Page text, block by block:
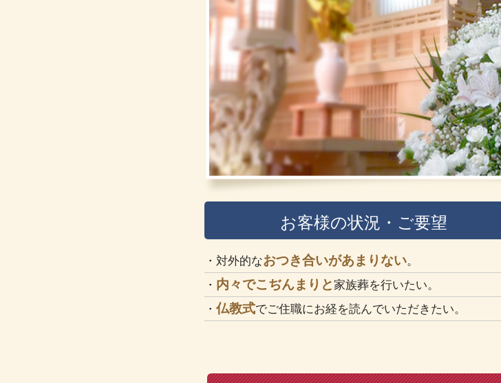
お客様の状況・ご要望
・対外的なおつき合いがあまりない。
・ 内々でこぢんまりと 家族葬を行いたい。
・ 仏教式でご住職にお経を読んでいただきたい。